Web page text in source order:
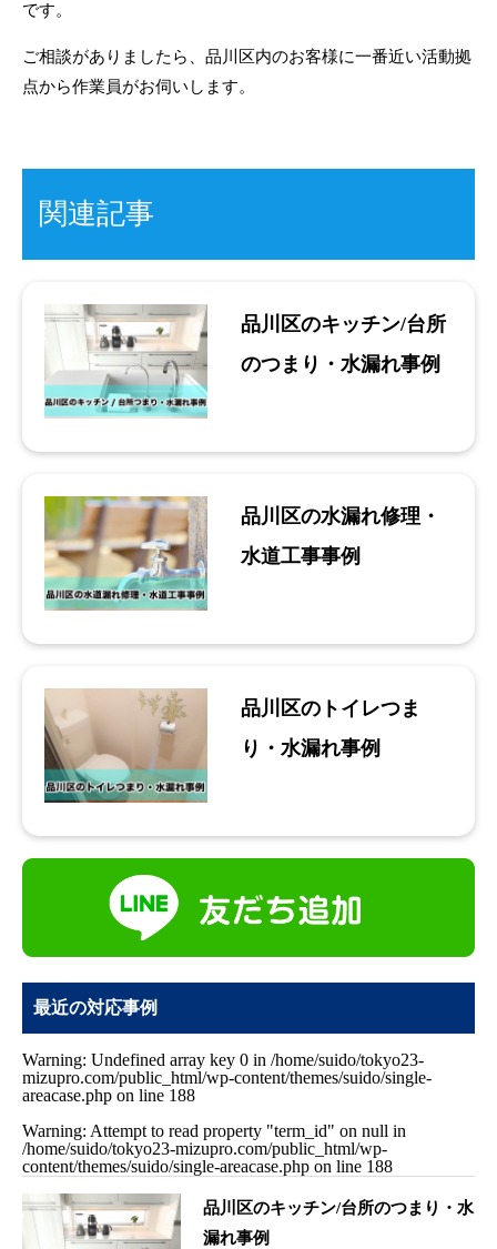
です。
ご相談がありましたら、品川区内のお客様に一番近い活動拠
点から作業員がお伺いします。
関連記事
品川区のキッチン/台所
のつまり・水漏れ事例
品川区の水漏れ修理・
水道工事事例
品川区のトイレつま
り・水漏れ事例
最近の対応事例
Warning: Undefined array key 0 in /home/suido/tokyo23-
mizupro.com/public_html/wp-content/themes/suido/single-
areacase.php on line 188
Warning: Attempt to read property "term_id" on null in
/home/suido/tokyo23-mizupro.com/public_html/wp-
content/themes/suido/single-areacase.php on line 188
品川区のキッチン/台所のつまり・水
漏れ事例